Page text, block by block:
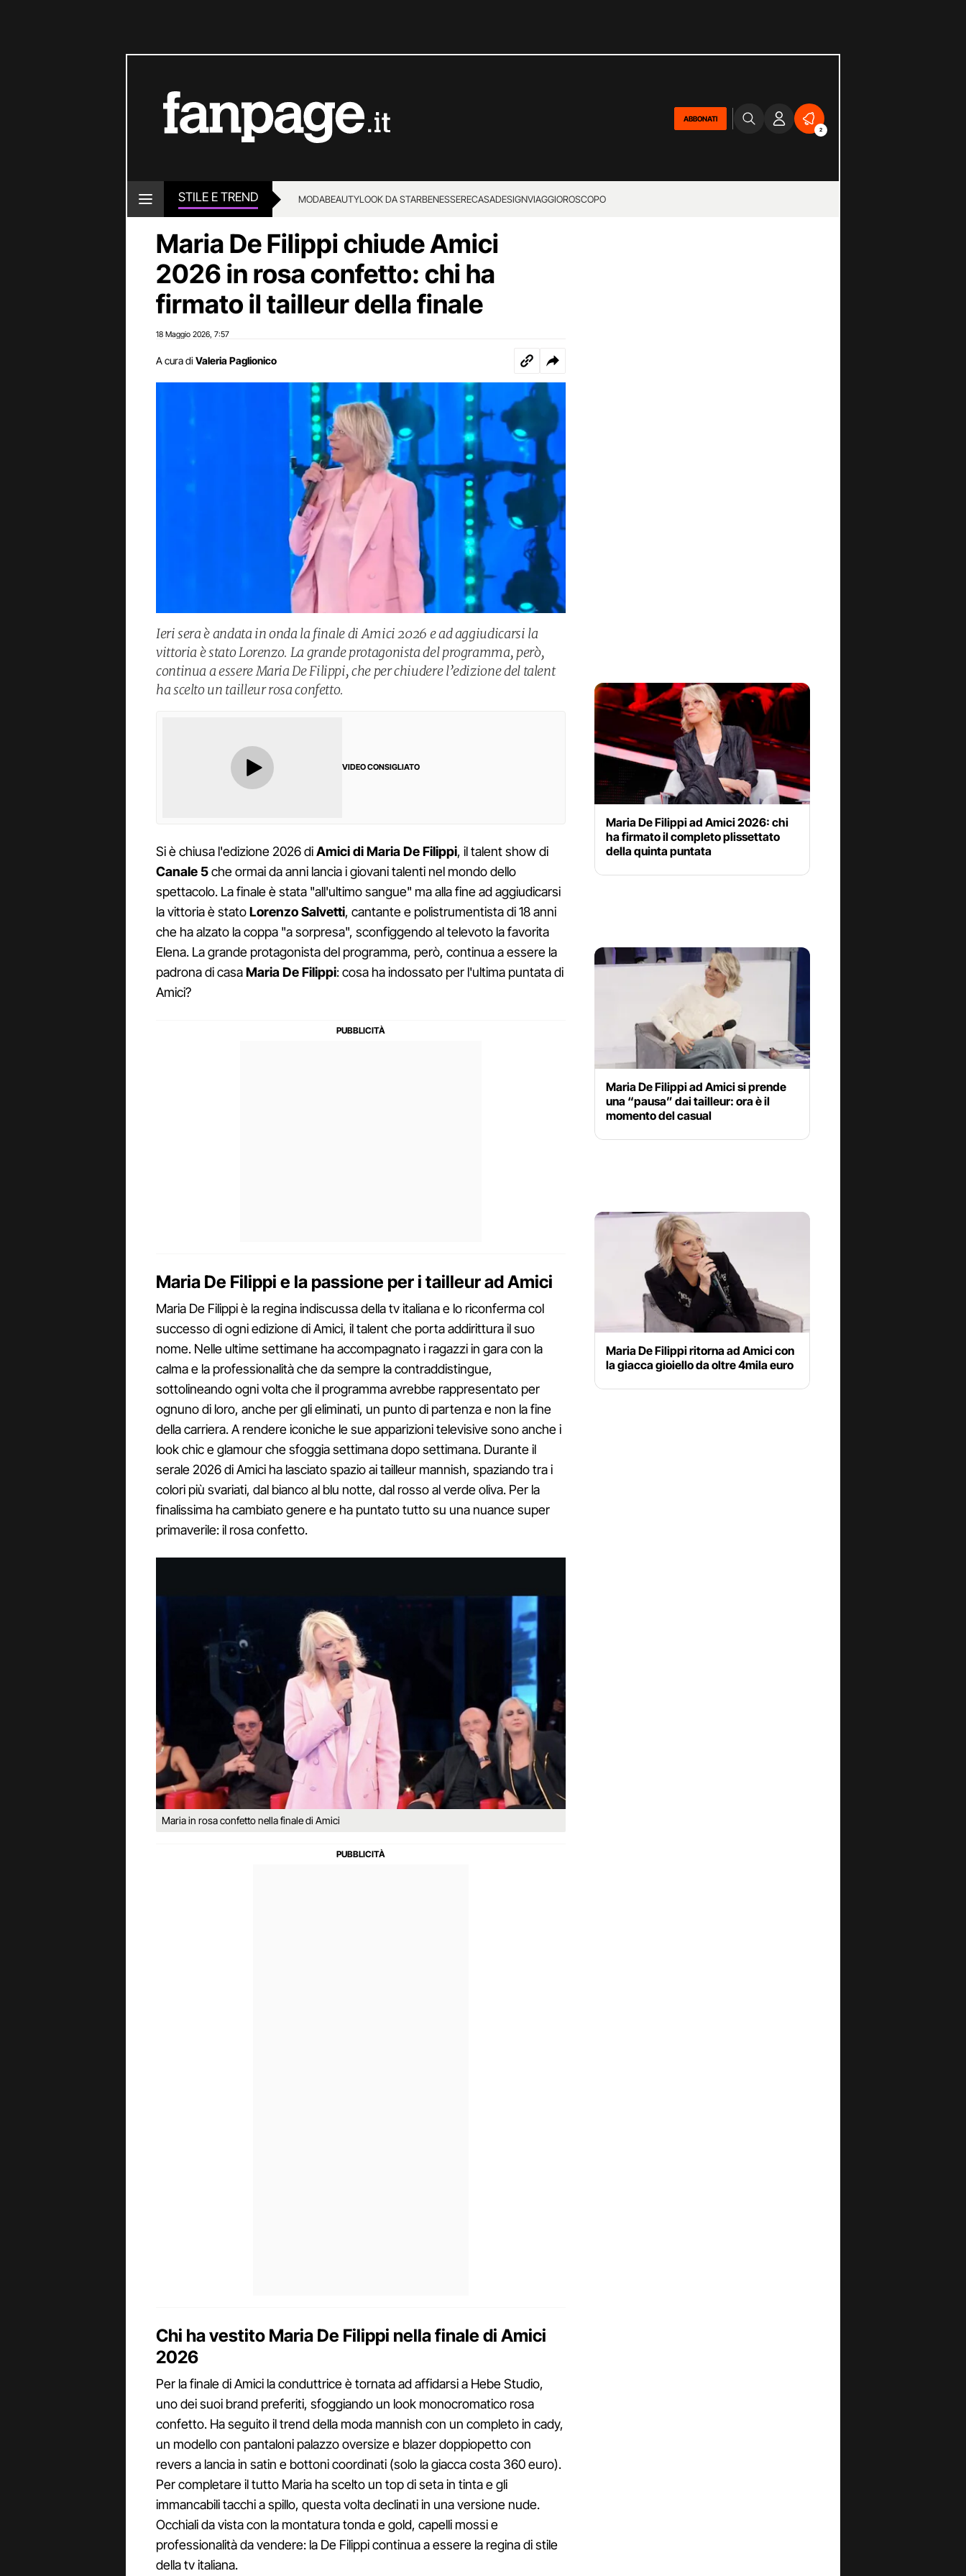
ABBONATI
2
STILE E TREND MODABEAUTYLOOK DA STARBENESSERECASADESIGNVIAGGIOROSCOPO
Maria De Filippi chiude Amici
2026 in rosa confetto: chi ha
firmato il tailleur della finale
18 Maggio 2026 7:57
A cura di Valeria Paglionico
Ieri sera è andata in onda la finale di Amici 2026 e ad aggiudicarsi la
vittoria è stato Lorenzo. La grande protagonista del programma, però,
continua a essere Maria De Filippi, che per chiudere l’edizione del talent
ha scelto un tailleur rosa confetto.
VIDEO CONSIGLIATO
Si è chiusa l'edizione 2026 diAmici di Maria De Filippi, il talent show di
Canale 5che ormai da anni lancia i giovani talenti nel mondo dello
spettacolo. La finale è stata "all'ultimo sangue" ma alla fine ad aggiudicarsi
la vittoria è statoLorenzo Salvetti, cantante e polistrumentista di 18 anni
che ha alzato la coppa "a sorpresa", sconfiggendo al televoto la favorita
Elena. La grande protagonista del programma, però, continua a essere la
padrona di casaMaria De Filippi: cosa ha indossato per l'ultima puntata di
Amici?
Maria De Filippi e la passione per i tailleur ad Amici
Maria De Filippi è la regina indiscussa della tv italiana e lo riconferma col
successo di ogni edizione di Amici, il talent che porta addirittura il suo
nome. Nelle ultime settimane ha accompagnato i ragazzi in gara con la
calma e la professionalità che da sempre la contraddistingue,
sottolineando ogni volta che il programma avrebbe rappresentato per
ognuno di loro, anche per gli eliminati, un punto di partenza e non la fine
della carriera. A rendere iconiche le sue apparizioni televisive sono anche i
look chic e glamour che sfoggia settimana dopo settimana. Durante il
serale 2026 di Amici ha lasciato spazio ai tailleur mannish, spaziando tra i
colori più svariati, dal bianco al blu notte, dal rosso al verde oliva. Per la
finalissima ha cambiato genere e ha puntato tutto su una nuance super
primaverile: il rosa confetto.
Maria in rosa confetto nella finale di Amici
Chi ha vestito Maria De Filippi nella finale di Amici
2026
Per la finale di Amici la conduttrice è tornata ad affidarsi a Hebe Studio,
uno dei suoi brand preferiti, sfoggiando un look monocromatico rosa
confetto. Ha seguito il trend della moda mannish con un completo in cady,
un modello con pantaloni palazzo oversize e blazer doppiopetto con
revers a lancia in satin e bottoni coordinati (solo la giacca costa 360 euro).
Per completare il tutto Maria ha scelto un top di seta in tinta e gli
immancabili tacchi a spillo, questa volta declinati in una versione nude.
Occhiali da vista con la montatura tonda e gold, capelli mossi e
professionalità da vendere: la De Filippi continua a essere la regina di stile
della tv italiana.
Maria De Filippi ad Amici 2026: chi
ha firmato il completo plissettato
della quinta puntata
Maria De Filippi ad Amici si prende
una “pausa” dai tailleur: ora è il
momento del casual
Maria De Filippi ritorna ad Amici con
la giacca gioiello da oltre 4mila euro